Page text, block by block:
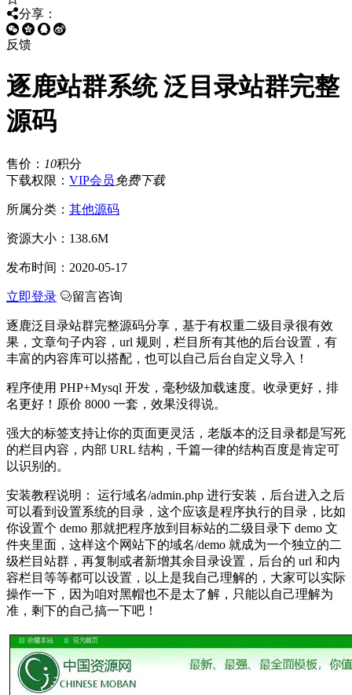
分享：
反馈
逐鹿站群系统 泛目录站群完整
源码
售价： 10积分
下载权限： VIP会员免费下载
所属分类： 其他源码
资源大小： 138.6M
发布时间： 2020-05-17
立即登录 留言咨询
逐鹿泛目录站群完整源码分享，基于有权重二级目录很有效
果，文章句子内容，url 规则，栏目所有其他的后台设置，有
丰富的内容库可以搭配，也可以自己后台自定义导入！
程序使用 PHP+Mysql 开发，毫秒级加载速度。收录更好，排
名更好！原价 8000 一套，效果没得说。
强大的标签支持让你的页面更灵活，老版本的泛目录都是写死
的栏目内容，内部 URL 结构，千篇一律的结构百度是肯定可
以识别的。
安装教程说明： 运行域名/admin.php 进行安装，后台进入之后
可以看到设置系统的目录，这个应该是程序执行的目录，比如
你设置个 demo 那就把程序放到目标站的二级目录下 demo 文
件夹里面，这样这个网站下的域名/demo 就成为一个独立的二
级栏目站群，再复制或者新增其余目录设置，后台的 url 和内
容栏目等等都可以设置，以上是我自己理解的，大家可以实际
操作一下，因为咱对黑帽也不是太了解，只能以自己理解为
准，剩下的自己搞一下吧！